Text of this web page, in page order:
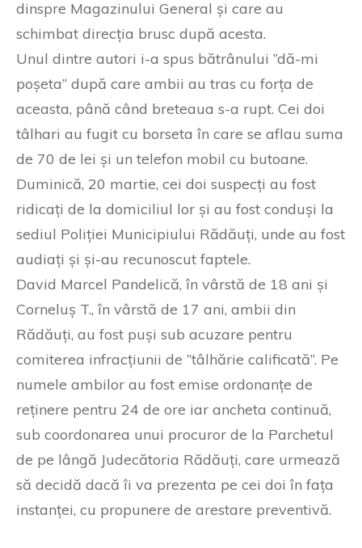
dinspre Magazinului General și care au
schimbat direcția brusc după acesta.
Unul dintre autori i-a spus bătrânului ”dă-mi
poșeta” după care ambii au tras cu forța de
aceasta, până când breteaua s-a rupt. Cei doi
tâlhari au fugit cu borseta în care se aflau suma
de 70 de lei și un telefon mobil cu butoane.
Duminică, 20 martie, cei doi suspecți au fost
ridicați de la domiciliul lor și au fost conduși la
sediul Poliției Municipiului Rădăuți, unde au fost
audiați și și-au recunoscut faptele.
David Marcel Pandelică, în vârstă de 18 ani și
Corneluș T., în vârstă de 17 ani, ambii din
Rădăuți, au fost puși sub acuzare pentru
comiterea infracțiunii de ”tâlhărie calificată”. Pe
numele ambilor au fost emise ordonanțe de
reținere pentru 24 de ore iar ancheta continuă,
sub coordonarea unui procuror de la Parchetul
de pe lângă Judecătoria Rădăuți, care urmează
să decidă dacă îi va prezenta pe cei doi în fața
instanței, cu propunere de arestare preventivă.